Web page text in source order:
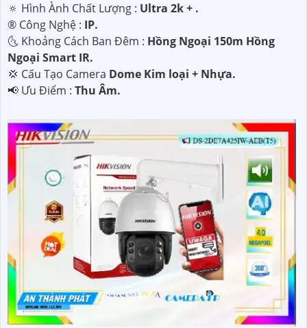
🔅 Hình Ành Chất Lượng : Ultra 2k + .
®️ Công Nghệ : IP.
🌜 Khoảng Cách Ban Đêm : Hồng Ngoại 150m Hồng
Ngoại Smart IR.
💢 Cấu Tạo Camera Dome Kim loại + Nhựa.
️📢 Ưu Điểm : Thu Âm.